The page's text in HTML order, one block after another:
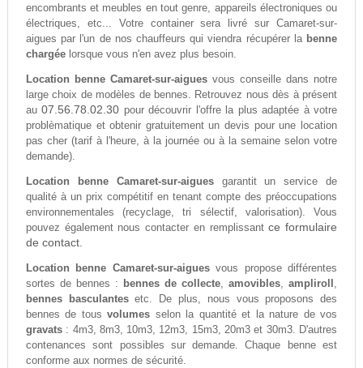
encombrants et meubles en tout genre, appareils électroniques ou
électriques, etc... Votre container sera livré sur Camaret-sur-
aigues par l'un de nos chauffeurs qui viendra récupérer la benne
chargéelorsque vous n'en avez plus besoin.
Location benne Camaret-sur-aiguesvous conseille dans notre
large choix de modèles de bennes. Retrouvez nous dès à présent
au07.56.78.02.30 pour découvrir l'offre la plus adaptée à votre
problèmatique et obtenir gratuitement un devis pour une location
pas cher (tarif à l'heure, à la journée ou à la semaine selon votre
demande).
Location benne Camaret-sur-aiguesgarantit un service de
qualité à un prix compétitif en tenant compte des préoccupations
environnementales (recyclage, tri sélectif, valorisation). Vous
pouvez également nous contacter en remplissantce formulaire
de contact.
Location benne Camaret-sur-aiguesvous propose différentes
sortes de bennes : bennes de collecte, amovibles,ampliroll ,
bennes basculantesetc. De plus, nous vous proposons des
bennes de tousvolumes selon la quantité et la nature de vos
gravats: 4m3, 8m3, 10m3, 12m3, 15m3, 20m3 et 30m3. D'autres
contenances sont possibles sur demande. Chaque benne est
conforme aux normes de sécurité.